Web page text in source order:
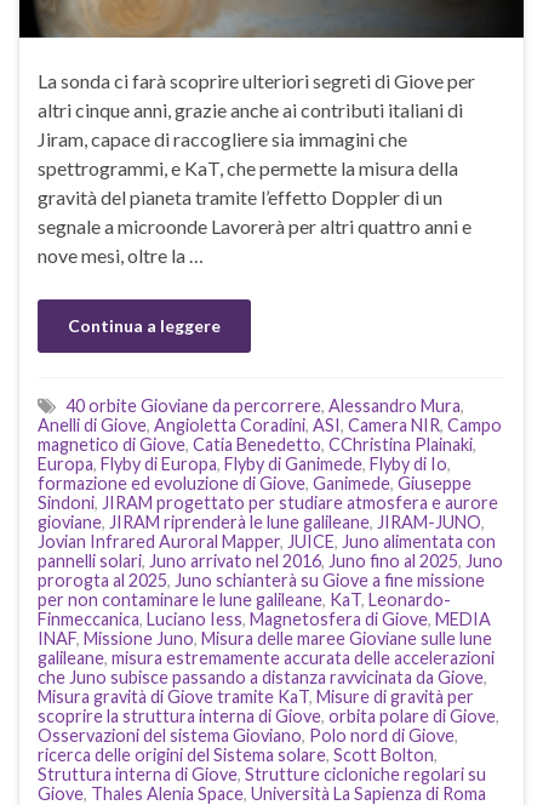
La sonda ci farà scoprire ulteriori segreti di Giove per
altri cinque anni, grazie anche ai contributi italiani di
Jiram, capace di raccogliere sia immagini che
spettrogrammi, e KaT, che permette la misura della
gravità del pianeta tramite l’effetto Doppler di un
segnale a microonde Lavorerà per altri quattro anni e
nove mesi, oltre la …
Continua a leggere
40 orbite Gioviane da percorrere, Alessandro Mura,
Anelli di Giove, Angioletta Coradini, ASI, Camera NIR, Campo
magnetico di Giove, Catia Benedetto, CChristina Plainaki,
Europa, Flyby di Europa, Flyby di Ganimede, Flyby di Io,
formazione ed evoluzione di Giove, Ganimede, Giuseppe
Sindoni, JIRAM progettato per studiare atmosfera e aurore
gioviane, JIRAM riprenderà le lune galileane, JIRAM-JUNO,
Jovian Infrared Auroral Mapper, JUICE, Juno alimentata con
pannelli solari, Juno arrivato nel 2016, Juno fino al 2025, Juno
prorogta al 2025, Juno schianterà su Giove a fine missione
per non contaminare le lune galileane, KaT, Leonardo-
Finmeccanica, Luciano Iess, Magnetosfera di Giove, MEDIA
INAF, Missione Juno, Misura delle maree Gioviane sulle lune
galileane, misura estremamente accurata delle accelerazioni
che Juno subisce passando a distanza ravvicinata da Giove,
Misura gravità di Giove tramite KaT, Misure di gravità per
scoprire la struttura interna di Giove, orbita polare di Giove,
Osservazioni del sistema Gioviano, Polo nord di Giove,
ricerca delle origini del Sistema solare, Scott Bolton,
Struttura interna di Giove, Strutture cicloniche regolari su
Giove, Thales Alenia Space, Università La Sapienza di Roma